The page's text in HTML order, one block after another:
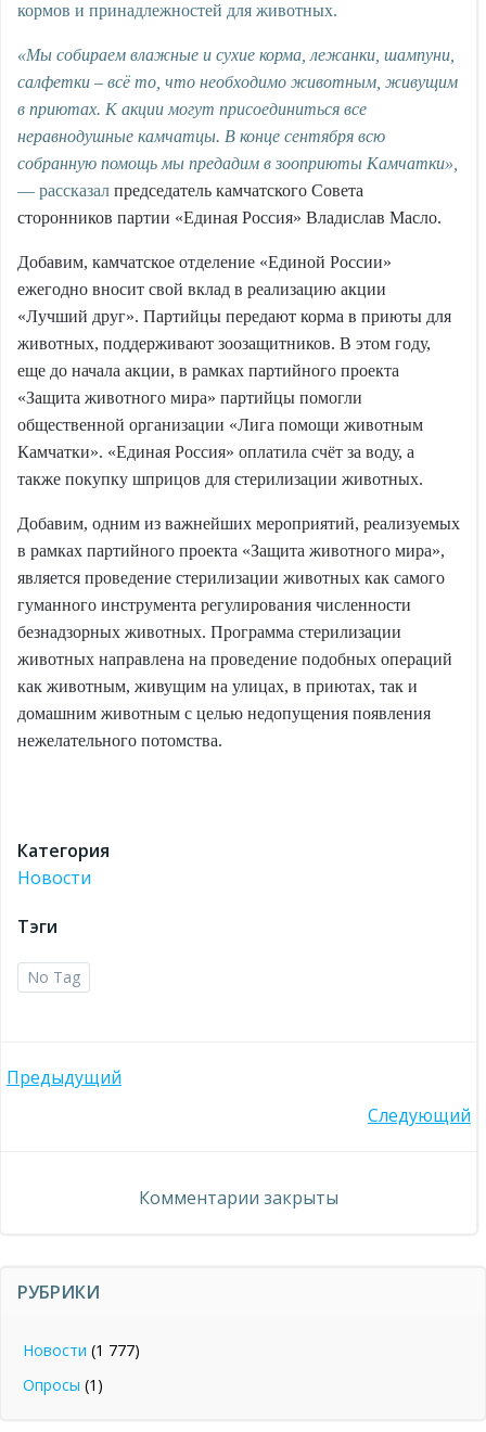
кормов и принадлежностей для животных.
«Мы собираем влажные и сухие корма, лежанки, шампуни,
салфетки – всё то, что необходимо животным, живущим
в приютах. К акции могут присоединиться все
неравнодушные камчатцы. В конце сентября всю
собранную помощь мы предадим в зооприюты Камчатки»,
— рассказал председатель камчатского Совета
сторонников партии «Единая Россия» Владислав Масло.
Добавим, камчатское отделение «Единой России»
ежегодно вносит свой вклад в реализацию акции
«Лучший друг». Партийцы передают корма в приюты для
животных, поддерживают зоозащитников. В этом году,
еще до начала акции, в рамках партийного проекта
«Защита животного мира» партийцы помогли
общественной организации «Лига помощи животным
Камчатки». «Единая Россия» оплатила счёт за воду, а
также покупку шприцов для стерилизации животных.
Добавим, одним из важнейших мероприятий, реализуемых
в рамках партийного проекта «Защита животного мира»,
является проведение стерилизации животных как самого
гуманного инструмента регулирования численности
безнадзорных животных. Программа стерилизации
животных направлена на проведение подобных операций
как животным, живущим на улицах, в приютах, так и
домашним животным с целью недопущения появления
нежелательного потомства.
Категория
Новости
Тэги
No Tag
Навигация
записям
Предыдущий
Следующий
Комментарии закрыты
РУБРИКИ
Новости (1 777)
Опросы (1)